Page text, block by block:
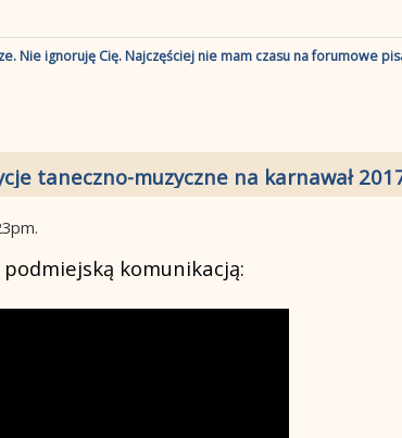
Nie ignoruję Cię. Najczęściej nie mam czasu na forumowe
taneczno-muzyczne na karnawał
.
komunikacją: